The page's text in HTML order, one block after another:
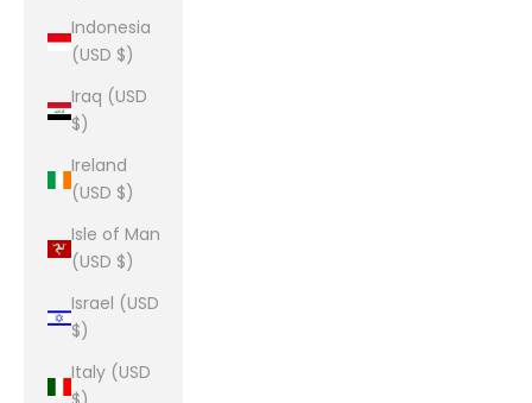
Indonesia
(USD $)
Iraq (USD
$)
Ireland
(USD $)
Isle of Man
(USD $)
Israel (USD
$)
Italy (USD